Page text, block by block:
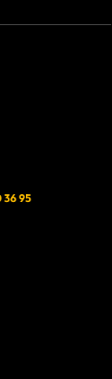
36 95